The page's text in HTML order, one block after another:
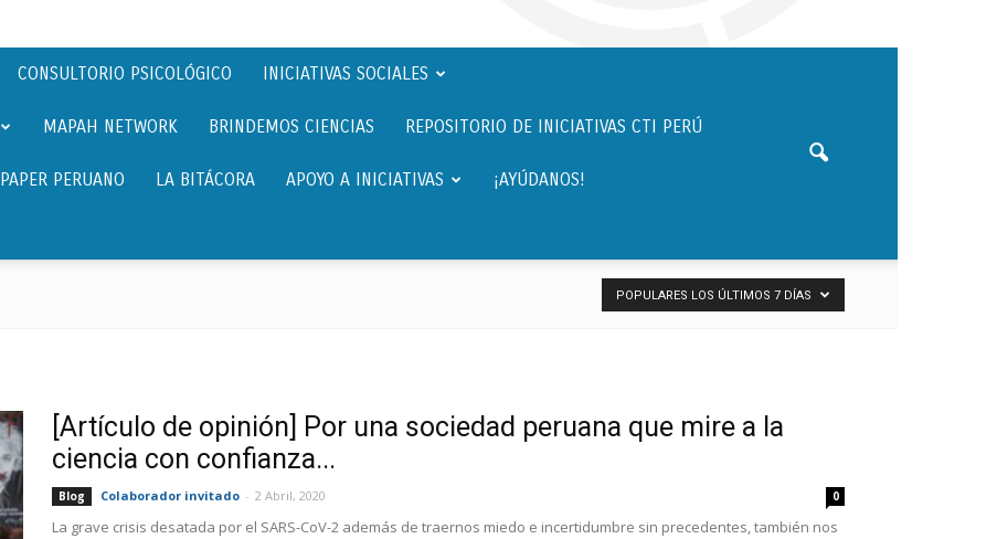
Científicos.pe,
Cientificos
CONSULTORIO PSICOLÓGICO INICIATIVAS SOCIALES
MAPAH NETWORK BRINDEMOS CIENCIAS REPOSITORIO DE INICIATIVAS CTI PERÚ
PAPER PERUANO LA BITÁCORA APOYO A INICIATIVAS ¡AYÚDANOS!
POPULARES LOS ÚLTIMOS 7 DÍAS
[Artículo de opinión] Por una sociedad peruana que mire a la
ciencia con confianza...
Blog Colaborador invitado - 2 Abril, 2020 0
La grave crisis desatada por el SARS-CoV-2 además de traernos miedo e incertidumbre sin precedentes, también nos